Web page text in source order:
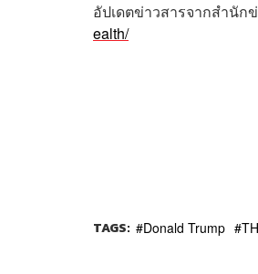
อัปเดตข่าวสารจากสำนัก
ealth/
TAGS: Donald Trump